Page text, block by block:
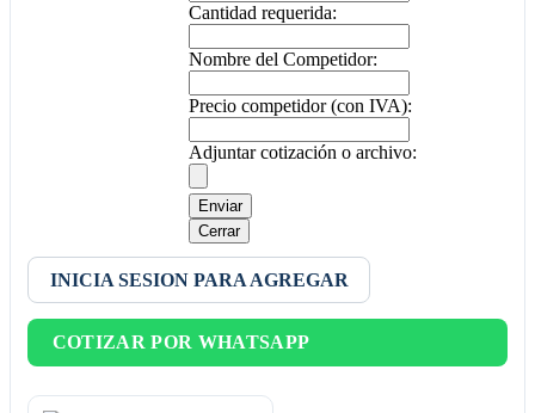
Cantidad requerida:
Nombre del Competidor:
Precio competidor (con IVA):
Adjuntar cotización o archivo:
Enviar
Cerrar
INICIA SESION PARA AGREGAR
COTIZAR POR WHATSAPP